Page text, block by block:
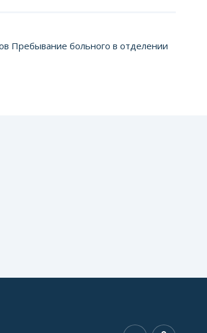
Пребывание больного в отделении